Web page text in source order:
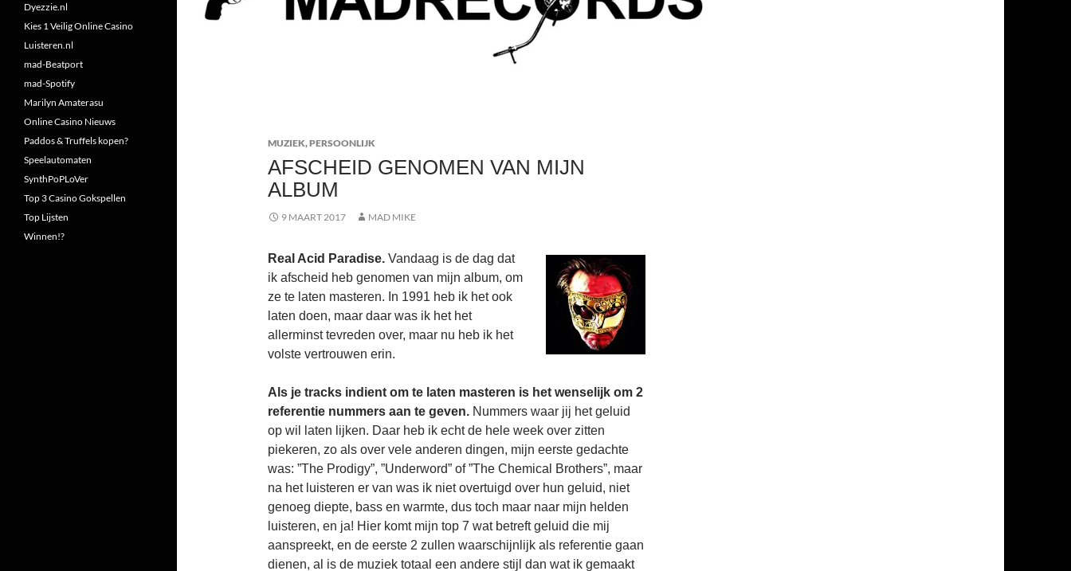
MUZIEK,PERSOONLIJK
AFSCHEID GENOMEN VAN MIJN
ALBUM
9 MAART 2017 MAD MIKE
Real Acid Paradise. Vandaag is de dag dat
ik afscheid heb genomen van mijn album, om
ze te laten masteren. In 1991 heb ik het ook
laten doen, maar daar was ik het het
allerminst tevreden over, maar nu heb ik het
volste vertrouwen erin.
Als je tracks indient om te laten masteren is het wenselijk om 2
referentie nummers aan te geven. Nummers waar jij het geluid
op wil laten lijken. Daar heb ik echt de hele week over zitten
piekeren, zo als over vele anderen dingen, mijn eerste gedachte
was: ”The Prodigy”, ”Underword” of ”The Chemical Brothers”, maar
na het luisteren er van was ik niet overtuigd over hun geluid, niet
genoeg diepte, bass en warmte, dus toch maar naar mijn helden
luisteren, en ja! Hier komt mijn top 7 wat betreft geluid die mij
aanspreekt, en de eerste 2 zullen waarschijnlijk als referentie gaan
dienen, al is de muziek totaal een andere stijl dan wat ik gemaakt
Dyezzie.nl
Kies 1 Veilig Online Casino
Luisteren.nl
mad-Beatport
mad-Spotify
Marilyn Amaterasu
Online Casino Nieuws
Paddos & Truffels kopen?
Speelautomaten
SynthPoPLoVer
Top 3 Casino Gokspellen
Top Lijsten
Winnen!?